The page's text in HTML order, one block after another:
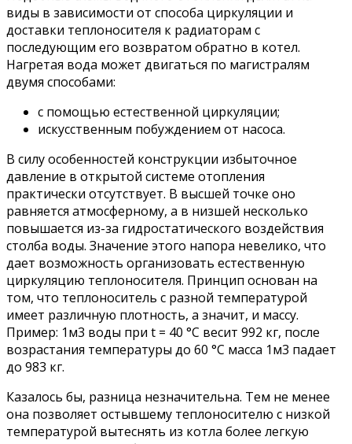
виды в зависимости от способа циркуляции и
доставки теплоносителя к радиаторам с
последующим его возвратом обратно в котел.
Нагретая вода может двигаться по магистралям
двумя способами:
с помощью естественной циркуляции;
искусственным побуждением от насоса.
В силу особенностей конструкции избыточное
давление в открытой системе отопления
практически отсутствует. В высшей точке оно
равняется атмосферному, а в низшей несколько
повышается из-за гидростатического воздействия
столба воды. Значение этого напора невелико, что
дает возможность организовать естественную
циркуляцию теплоносителя. Принцип основан на
том, что теплоноситель с разной температурой
имеет различную плотность, а значит, и массу.
Пример: 1м3 воды при t = 40 °С весит 992 кг, после
возрастания температуры до 60 °С масса 1м3 падает
до 983 кг.
Казалось бы, разница незначительна. Тем не менее
она позволяет остывшему теплоносителю с низкой
температурой вытеснять из котла более легкую